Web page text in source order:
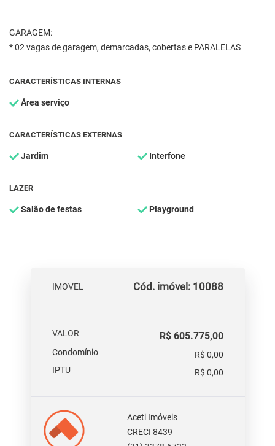
GARAGEM:
* 02 vagas de garagem, demarcadas, cobertas e PARALELAS
CARACTERÍSTICAS INTERNAS
Área serviço
CARACTERÍSTICAS EXTERNAS
Jardim Interfone
LAZER
Salão de festas Playground
IMOVEL Cód. imóvel: 10088
VALOR R$ 605.775,00
Condomínio
R$ 0,00
IPTU
R$ 0,00
Aceti Imóveis
CRECI 8439